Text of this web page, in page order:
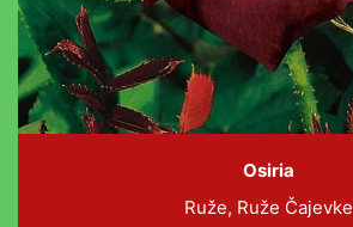
Osiria
Ruže, Ruže Čajevke